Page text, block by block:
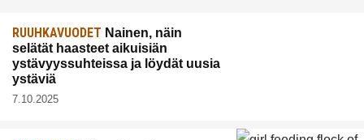
RUUHKAVUODET Nainen, näin
selätät haasteet aikuisiän
ystävyyssuhteissa ja löydät uusia
ystäviä
7.10.2025